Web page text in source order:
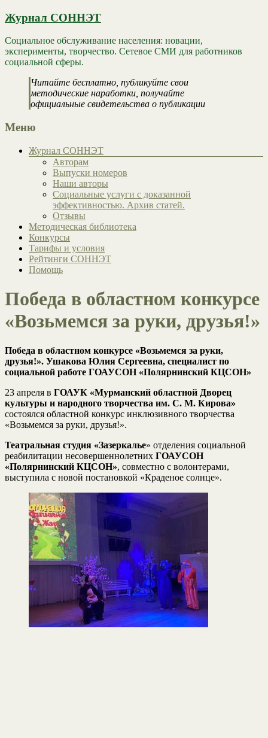
Журнал СОННЭТ
Социальное обслуживание населения: новации,
эксперименты, творчество. Сетевое СМИ для работников
социальной сферы.
Читайте бесплатно, публикуйте свои
методические наработки, получайте
официальные свидетельства о публикации
Меню
Журнал СОННЭТ
Авторам
Выпуски номеров
Наши авторы
Социальные услуги с доказанной
эффективностью. Архив статей.
Отзывы
Методическая библиотека
Конкурсы
Тарифы и условия
Рейтинги СОННЭТ
Помощь
Победа в областном конкурсе
«Возьмемся за руки, друзья!»
Победа в областном конкурсе «Возьмемся за руки,
друзья!». Ушакова Юлия Сергеевна, специалист по
социальной работе ГОАУСОН «Полярнинский КЦСОН»
23 апреля в ГОАУК «Мурманский областной Дворец
культуры и народного творчества им. С. М. Кирова»
состоялся областной конкурс инклюзивного творчества
«Возьмемся за руки, друзья!».
Театральная студия «Зазеркалье» отделения социальной
реабилитации несовершеннолетних ГОАУСОН
«Полярнинский КЦСОН», совместно с волонтерами,
выступила с новой постановкой «Краденое солнце».